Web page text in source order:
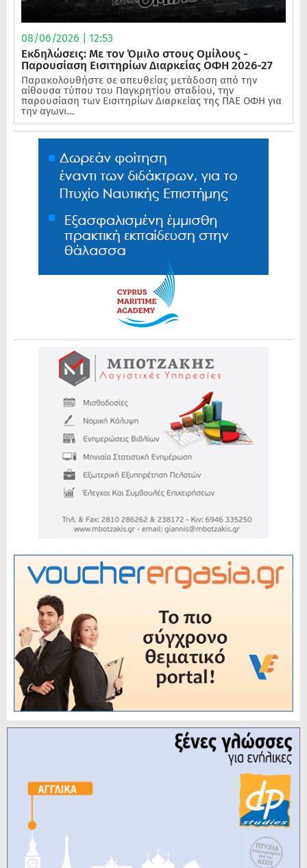
08/06/2026 | 12:53
Εκδηλώσεις: Με τον Όμιλο στους Ομίλους -
Παρουσίαση Εισιτηρίων Διαρκείας ΟΦΗ 2026-27
Παρακολουθήστε σε απευθείας μετάδοση από την
αίθουσα τύπου του Παγκρητίου σταδίου, την
παρουσίαση των Εισιτηρίων Διαρκείας της ΠΑΕ ΟΦΗ για
την αγωνι...